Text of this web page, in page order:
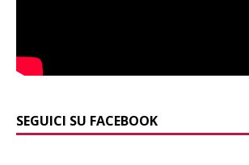
SEGUICI SU FACEBOOK